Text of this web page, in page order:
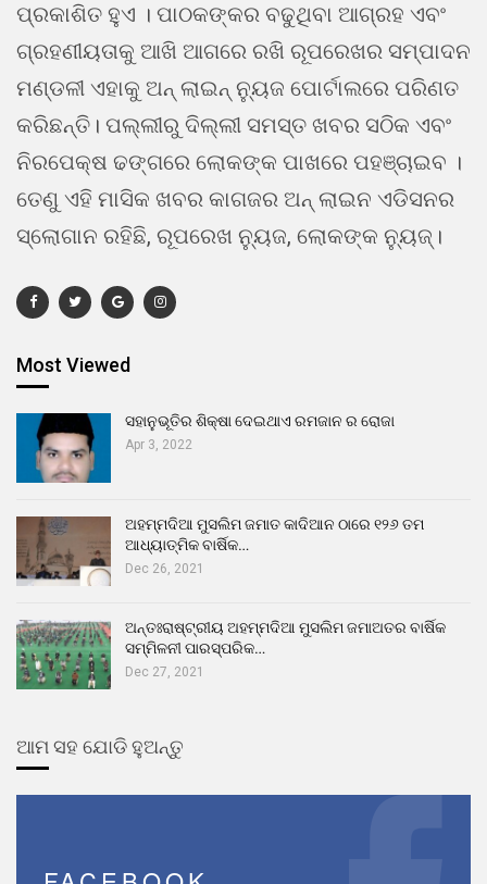
ପ୍ରକାଶିତ ହୁଏ । ପାଠକଙ୍କର ବଢୁଥିବା ଆଗ୍ରହ ଏବଂ
ଗ୍ରହଣୀୟତାକୁ ଆଖି ଆଗରେ ରଖି ରୂପରେଖର ସମ୍ପାଦନ
ମଣ୍ଡଳୀ ଏହାକୁ ଅନ୍ ଲାଇନ୍ ନ୍ୟୁଜ ପୋର୍ଟାଲରେ ପରିଣତ
କରିଛନ୍ତି। ପଲ୍ଲୀରୁ ଦିଲ୍ଲୀ ସମସ୍ତ ଖବର ସଠିକ ଏବଂ
ନିରପେକ୍ଷ ଢଙ୍ଗରେ ଲୋକଙ୍କ ପାଖରେ ପହଞ୍ଚାଇବ ।
ତେଣୁ ଏହି ମାସିକ ଖବର କାଗଜର ଅନ୍ ଲାଇନ ଏଡିସନର
ସ୍ଲୋଗାନ ରହିଛି, ରୂପରେଖ ନ୍ୟୁଜ, ଲୋକଙ୍କ ନ୍ୟୁଜ୍।
Most Viewed
ସହାନୁଭୂତିର ଶିକ୍ଷା ଦେଇଥାଏ ରମଜାନ ର ରୋଜା
Apr 3, 2022
ଅହମ୍ମଦିଆ ମୁସଲିମ ଜମାତ କାଦିଆନ ଠାରେ ୧୨୬ ତମ
ଆଧ୍ୟାତ୍ମିକ ବାର୍ଷିକ…
Dec 26, 2021
ଅନ୍ତଃରାଷ୍ଟ୍ରୀୟ ଅହମ୍ମଦିଆ ମୁସଲିମ ଜମାଅତର ବାର୍ଷିକ
ସମ୍ମିଳନୀ ପାରସ୍ପରିକ…
Dec 27, 2021
ଆମ ସହ ଯୋଡି ହୁଅନ୍ତୁ